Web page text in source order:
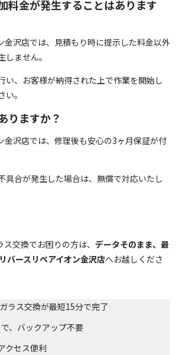
料金が発生することはあります
金沢店では、見積もり時に提示した料金以外
しません。
い、お客様が納得された上で作業を開始し
。
りますか？
金沢店では、修理後も安心の3ヶ月保証が付
具合が発生した場合は、無償で対応いたし
交換でお困りの方は、 データそのまま、最
バースリペアイオン金沢店へお越しくださ
ラス交換が最短15分で完了
、バックアップ不要
クセス便利